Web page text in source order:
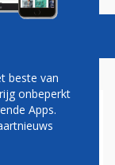
beste van
onbeperkt
Apps.